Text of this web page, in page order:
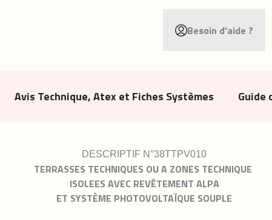
Besoin d'aide ?
Avis Technique, Atex et Fiches Systèmes Guide
DESCRIPTIF N°38TTPV010
TERRASSES TECHNIQUES OU A ZONES TECHNIQUE
ISOLEES AVEC REVÊTEMENT ALPA
ET SYSTÈME PHOTOVOLTAÏQUE SOUPLE